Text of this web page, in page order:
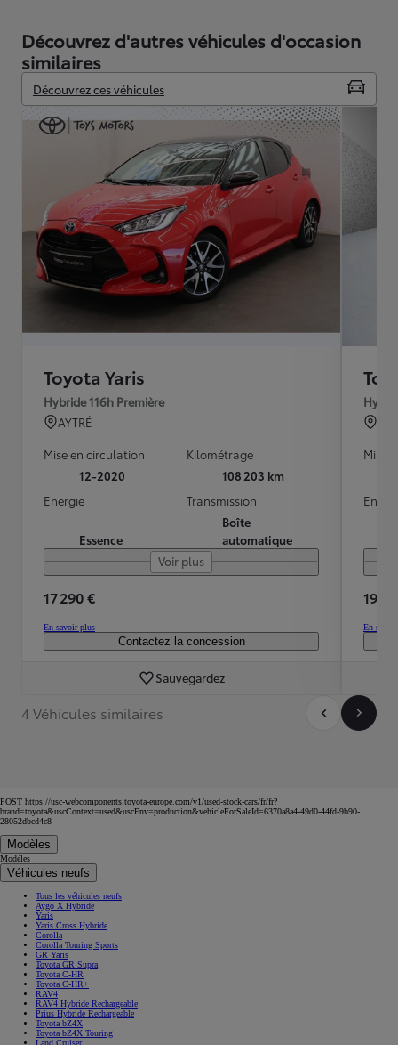
Découvrez d'autres véhicules d'occasion
similaires
Découvrez ces véhicules
Toyota Yaris
Hybride 116h Première
AYTRÉ
Mise en circulation
12-2020
Kilométrage
108 203 km
Energie
Essence
Transmission
Boîte
automatique
Voir plus
17 290 €
En savoir plus
Contactez la concession
Sauvegardez
Mise
19
En
4 Véhicules similaires
POST https://usc-webcomponents.toyota-europe.com/v1/used-stock-cars/fr/fr?
brand=toyota&uscContext=used&uscEnv=production&vehicleForSaleId=6370a8a4-49d0-44fd-9b90-
28052dbcd4c8
Modèles
Modèles
Véhicules neufs
Tous les véhicules neufs
Aygo X Hybride
Yaris
Yaris Cross Hybride
Corolla
Corolla Touring Sports
GR Yaris
Toyota GR Supra
Toyota C-HR
Toyota C-HR+
RAV4
RAV4 Hybride Rechargeable
Prius Hybride Rechargeable
Toyota bZ4X
Toyota bZ4X Touring
Land Cruiser